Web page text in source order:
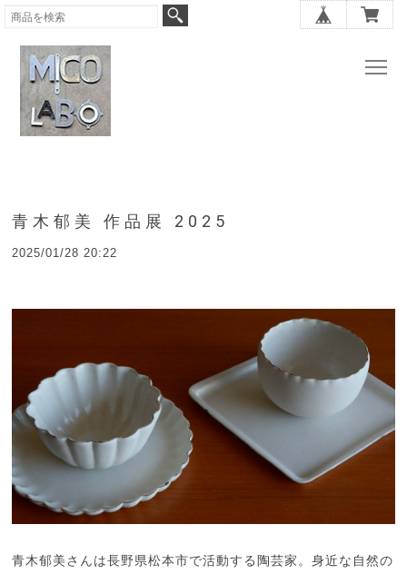
青木郁美 作品展 2025
2025/01/28 20:22
青木郁美さんは長野県松本市で活動する陶芸家。身近な自然の